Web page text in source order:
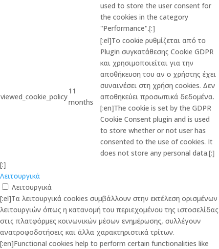
used to store the user consent for
the cookies in the category
"Performance".[:]
viewed_cookie_policy
11
months
[:el]Το cookie ρυθμίζεται από το
Plugin συγκατάθεσης Cookie GDPR
και χρησιμοποιείται για την
αποθήκευση του αν ο χρήστης έχει
συναινέσει στη χρήση cookies. Δεν
αποθηκεύει προσωπικά δεδομένα.
[:en]The cookie is set by the GDPR
Cookie Consent plugin and is used
to store whether or not user has
consented to the use of cookies. It
does not store any personal data.[:]
[:]
Λειτουργικά
Λειτουργικά
[:el]Τα λειτουργικά cookies συμβάλλουν στην εκτέλεση ορισμένων
λειτουργιών όπως η κατανομή του περιεχομένου της ιστοσελίδας
στις πλατφόρμες κοινωνικών μέσων ενημέρωσης, συλλέγουν
ανατροφοδοτήσεις και άλλα χαρακτηριστικά τρίτων.
[:en]Functional cookies help to perform certain functionalities like